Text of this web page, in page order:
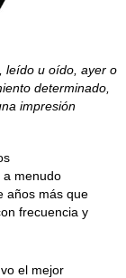
leído u oído, ayer o
determinado,
impresión
a menudo
años más que
frecuencia y
el mejor